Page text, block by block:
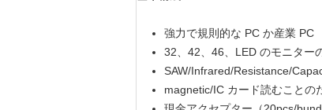
強力で規則的な PC か産業 PC
32、42、46、LED のモニター
SAW/Infrared/Resistance/
magnetic/IC カード読むことの